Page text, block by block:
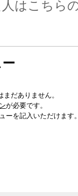
はこちら
だありません。
が必要です。
ーを記入いただけます。